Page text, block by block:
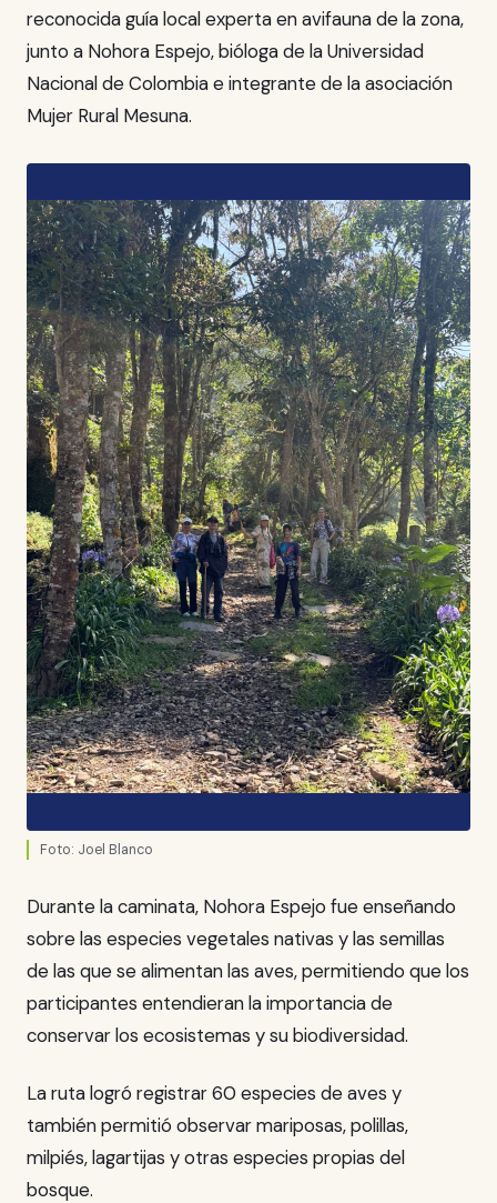
reconocida guía local experta en avifauna de la zona,
junto a Nohora Espejo, bióloga de la Universidad
Nacional de Colombia e integrante de la asociación
Mujer Rural Mesuna.
Foto: Joel Blanco
Durante la caminata, Nohora Espejo fue enseñando
sobre las especies vegetales nativas y las semillas
de las que se alimentan las aves, permitiendo que los
participantes entendieran la importancia de
conservar los ecosistemas y su biodiversidad.
La ruta logró registrar 60 especies de aves y
también permitió observar mariposas, polillas,
milpiés, lagartijas y otras especies propias del
bosque.